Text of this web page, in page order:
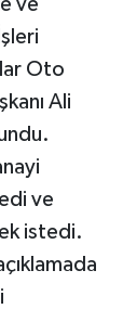
Oto
Ali
ve
istedi.